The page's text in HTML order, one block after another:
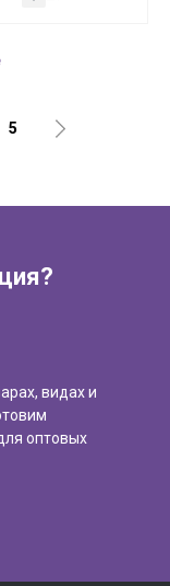
5
видах и
оптовых